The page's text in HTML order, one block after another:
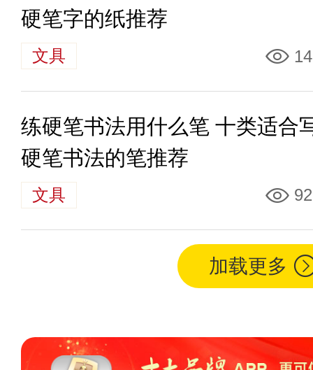
硬笔字的纸推荐
文具
练硬笔书法用什么笔 十类适合
硬笔书法的笔推荐
文具
加载更多